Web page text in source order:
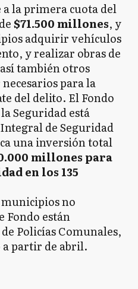
la primera cuota del
$71.500 millones, y
adquirir vehículos
y realizar obras de
también otros
para la
del delito. El Fondo
Seguridad está
de Seguridad
una inversión total
millones para
en los 135
no
Fondo están
Policías Comunales,
partir de abril.